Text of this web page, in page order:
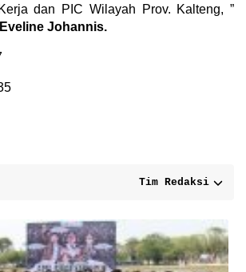
dan PIC Wilayah Prov. Kalteng, ”
Johannis.
Tim Redaksi